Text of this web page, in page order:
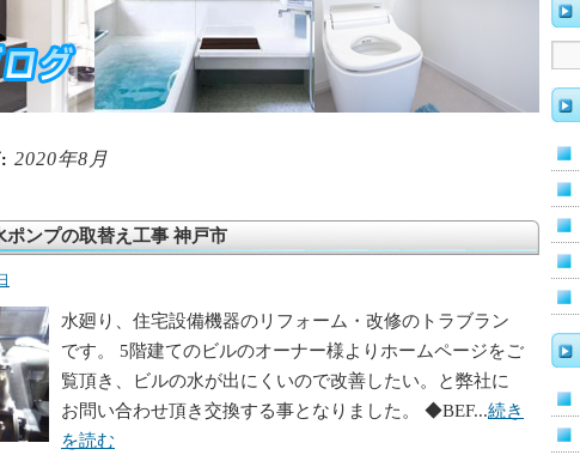
2020年8月
ポンプの取替え工事 神戸市
水廻り、住宅設備機器のリフォーム・改修のトラブラン
です。 5階建てのビルのオーナー様よりホームページをご
覧頂き、ビルの水が出にくいので改善したい。と弊社に
お問い合わせ頂き交換する事となりました。 ◆BEF...続き
を読む